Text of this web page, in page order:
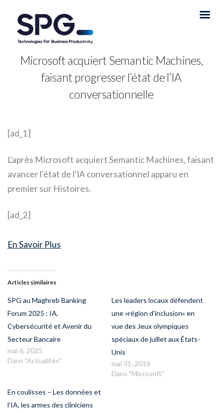
Microsoft acquiert Semantic Machines,
faisant progresser l’état de l’IA
conversationnelle
[ad_1]
L'après Microsoft acquiert Semantic Machines, faisant
avancer l'état de l'IA conversationnel apparu en
premier sur Histoires.
[ad_2]
En Savoir Plus
Articles similaires
SPG au Maghreb Banking
Forum 2025 : IA,
Cybersécurité et Avenir du
Secteur Bancaire
mai 6, 2025
Dans "Actualités"
Les leaders locaux défendent
une «région d’inclusion» en
vue des Jeux olympiques
spéciaux de juillet aux États-
Unis
mai 31, 2018
Dans "Microsoft"
En coulisses – Les données et
l’IA, les armes des cliniciens